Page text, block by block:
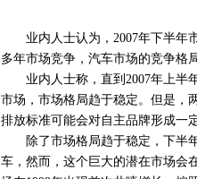
业内人士认为，2007年下半年市
多年市场竞争，汽车市场的竞争格
业内人士称，直到2007年上半年
市场，市场格局趋于稳定。但是，
排放标准可能会对自主品牌形成一
除了市场格局趋于稳定，下半年
车，然而，这个巨大的潜在市场会